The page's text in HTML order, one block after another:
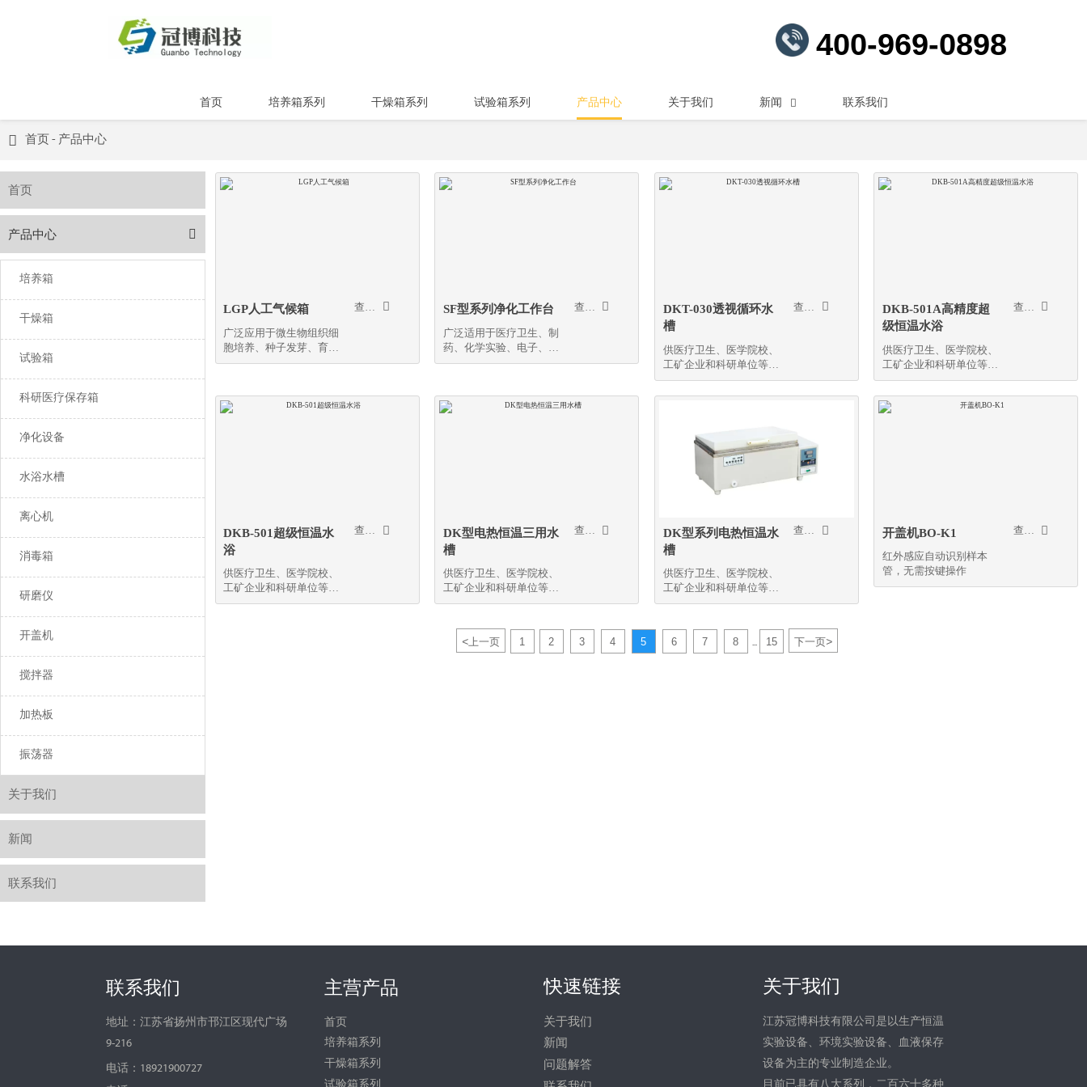
400-969-0898
首页 培养箱系列 干燥箱系列 试验箱系列 产品中心 关于我们 新闻  联系我们
 首页 - 产品中心
首页
产品中心 
培养箱
干燥箱
试验箱
科研医疗保存箱
净化设备
水浴水槽
离心机
消毒箱
研磨仪
开盖机
搅拌器
加热板
振荡器
关于我们
新闻
联系我们
LGP人工气候箱
广泛应用于微生物组织细
胞培养、种子发芽、育苗
试验、植物栽培以及昆
 SF型系列净化工作台
广泛适用于医疗卫生、制
药、化学实验、电子、国
防、精密仪器，仪表、高

DKT-030透视循环水
槽
供医疗卫生、医学院校、
工矿企业和科研单位等作
精密恒温和辅助加热之用

DKB-501A高精度超
级恒温水浴
供医疗卫生、医学院校、
工矿企业和科研单位等作
精密恒温和辅助加热之用

DKB-501超级恒温水
浴
供医疗卫生、医学院校、
工矿企业和科研单位等作
精密恒温和辅助加热之用
查看更多 
DK型电热恒温三用水
槽
供医疗卫生、医学院校、
工矿企业和科研单位等作
精密恒温和辅助加热之用
查看更多 
DK型系列电热恒温水
槽
供医疗卫生、医学院校、
工矿企业和科研单位等作
精密恒温和辅助加热之用
查看更多  开盖机BO-K1
红外感应自动识别样本
管，无需按键操作
查看更多 
<上一页 1 2 3 4 5 6 7 8 15 下一页>
联系我们
地址：江苏省扬州市邗江区现代广场
9-216
电话：18921900727
主营产品
首页
培养箱系列
干燥箱系列
快速链接
关于我们
新闻
问题解答
关于我们
江苏冠博科技有限公司是以生产恒温
实验设备、环境实验设备、血液保存
设备为主的专业制造企业。